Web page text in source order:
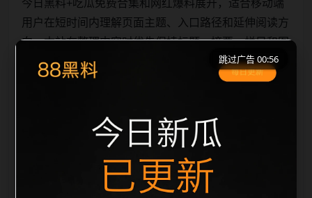
今日黑料+吃瓜免费合集和网红爆料展开，适合移动端
用户在短时间内理解页面主题、入口路径和延伸阅读方
向。本站在整理内容时优先保持标题、摘要、栏目和图
片说明一致，减少无关词堆砌，避免同一批页面出现高
度重复。从搜索体验看，用户通常先看标题是否明确，
览同类内容。因此本页保留面包屑、同类推荐、热门推
荐、上一篇下一篇和 sitemap 入口，让重要页面点击深
度控制在三次以内。后续更新会围绕网红爆料持续补充
新内容，每次新增保持少量、稳
跳过广告 00:56